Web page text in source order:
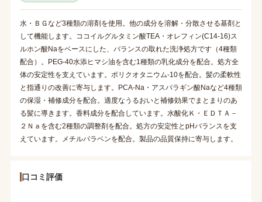
水・ＢＧなど3種類の溶剤を使用。他の成分を溶解・分散させる基剤と
して機能します。ココイルグルタミン酸TEA・オレフィン(C14-16)ス
ルホン酸Naをベースにした、バランスの取れた洗浄処方です（4種類
配合）。PEG-40水添ヒマシ油を含む1種類の乳化成分を配合。処方全
体の安定性を支えています。ポリクオタニウム-10を配合。髪の柔軟性
と指通りの改善に寄与します。PCA-Na・アスパラギン酸Naなど4種類
の保湿・補修成分を配合。適度なうるおいと補修効果でまとまりのあ
る髪に導きます。香料成分を配合しています。水酸化Ｋ・ＥＤＴＡ－
２Ｎａを含む2種類の調整剤を配合。処方の安定性とpHバランスを支
えています。メチルパラベンを配合。製品の品質保持に寄与します。
口コミ評価